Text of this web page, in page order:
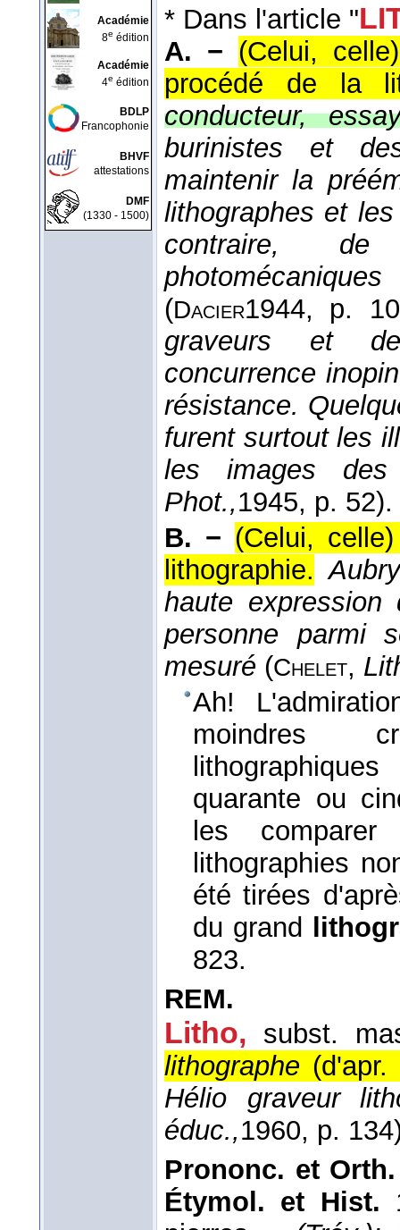
Académie
8e édition
Académie
4e édition
BDLP
Francophonie
BHVF
attestations
DMF
(1330 - 1500)
* Dans l'article "
A. − (Celui,
procédé de la
conducteur,
burinistes et
maintenir la
lithographes et
contraire, de
(Dacier1944, p.
graveurs et
concurrence
résistance.
furent surtout les
les images
Phot.,1945, p. 52).
B. − (Celui,
lithographie.
haute
personne parmi
mesuré (Chelet,
Ah!
moindres
quarante ou
les
lithographies
été tirées
du grand
823.
REM.
Litho, subst.
lithographe (d'apr.
Hélio graveur
éduc.,1960, p.
Prononc. et
Étymol. et Hist.